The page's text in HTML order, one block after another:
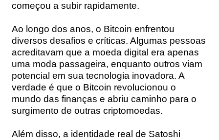
começou a subir rapidamente.
Ao longo dos anos, o Bitcoin enfrentou
diversos desafios e críticas. Algumas pessoas
acreditavam que a moeda digital era apenas
uma moda passageira, enquanto outros viam
potencial em sua tecnologia inovadora. A
verdade é que o Bitcoin revolucionou o
mundo das finanças e abriu caminho para o
surgimento de outras criptomoedas.
Além disso, a identidade real de Satoshi